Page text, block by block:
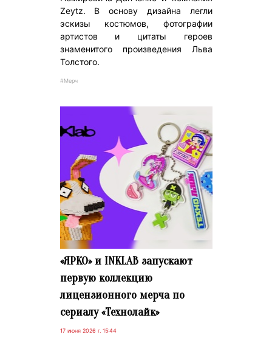
Zeytz. В основу дизайна легли
эскизы костюмов, фотографии
артистов и цитаты героев
знаменитого произведения Льва
Толстого.
#Мерч
«ЯРКО» и INKLAB запускают
первую коллекцию
лицензионного мерча по
сериалу «Технолайк»
17 июня 2026 г. 15:44